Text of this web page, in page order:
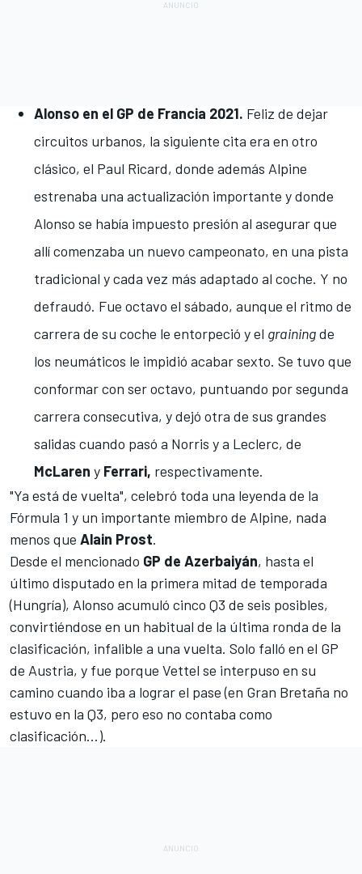
Alonso en el GP de Francia 2021. Feliz de dejar
circuitos urbanos, la siguiente cita era en otro
clásico, el Paul Ricard, donde además Alpine
estrenaba una actualización importante y donde
Alonso se había impuesto presión al asegurar que
allí comenzaba un nuevo campeonato, en una pista
tradicional y cada vez más adaptado al coche. Y no
defraudó. Fue octavo el sábado, aunque el ritmo de
carrera de su coche le entorpeció y el grainingde
los neumáticos le impidió acabar sexto. Se tuvo que
conformar con ser octavo, puntuando por segunda
carrera consecutiva, ydejó otra de sus grandes
salidas cuando pasó a Norris y a Leclerc, de
McLaren y Ferrari, respectivamente.
"Ya está de vuelta", celebró toda una leyenda de la
Fórmula 1 y un importante miembro de Alpine, nada
menos que Alain Prost.
Desde el mencionado GP de Azerbaiyán, hasta el
último disputado en la primera mitad de temporada
(Hungría), Alonso acumuló cinco Q3 de seis posibles,
convirtiéndose en un habitual de la última ronda de la
clasificación, infalible a una vuelta. Solo falló en el GP
de Austria, y fue porque Vettel se interpuso en su
camino cuando iba a lograr el pase(en Gran Bretaña no
estuvo en la Q3, pero eso no contaba como
clasificación...).